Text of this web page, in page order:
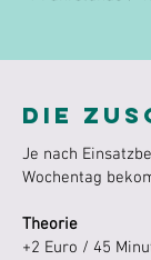
DIE
Je nach
Wochentag
Theorie
+2 Euro / 45